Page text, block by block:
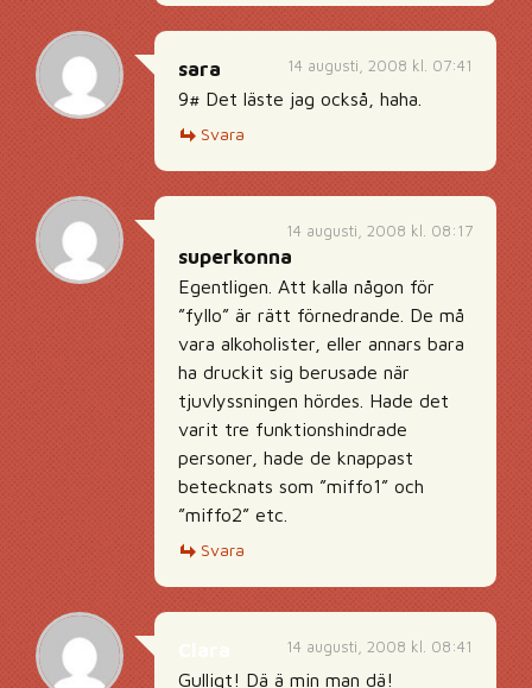
14 augusti, 2008 kl. 07:41
sara
9# Det läste jag också, haha.
Svara
14 augusti, 2008 kl. 08:17
superkonna
Egentligen. Att kalla någon för
”fyllo” är rätt förnedrande. De må
vara alkoholister, eller annars bara
ha druckit sig berusade när
tjuvlyssningen hördes. Hade det
varit tre funktionshindrade
personer, hade de knappast
betecknats som ”miffo1” och
”miffo2” etc.
Svara
14 augusti, 2008 kl. 08:41
Gulligt! Dä ä min man dä!